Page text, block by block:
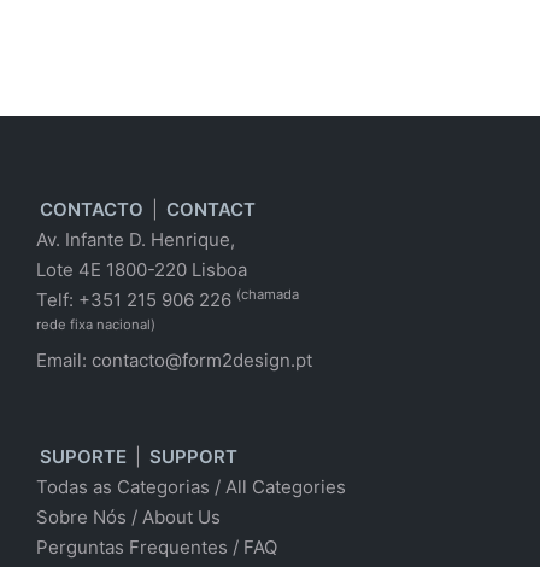
CONTACTO
CONTACT
Av. Infante D. Henrique,
Lote 4E 1800-220 Lisboa
Telf: +351 215 906 226 (chamada
rede fixa nacional)
Email: contacto@form2design.pt
SUPORTE
SUPPORT
Todas as Categorias / All Categories
Sobre Nós / About Us
Perguntas Frequentes / FAQ